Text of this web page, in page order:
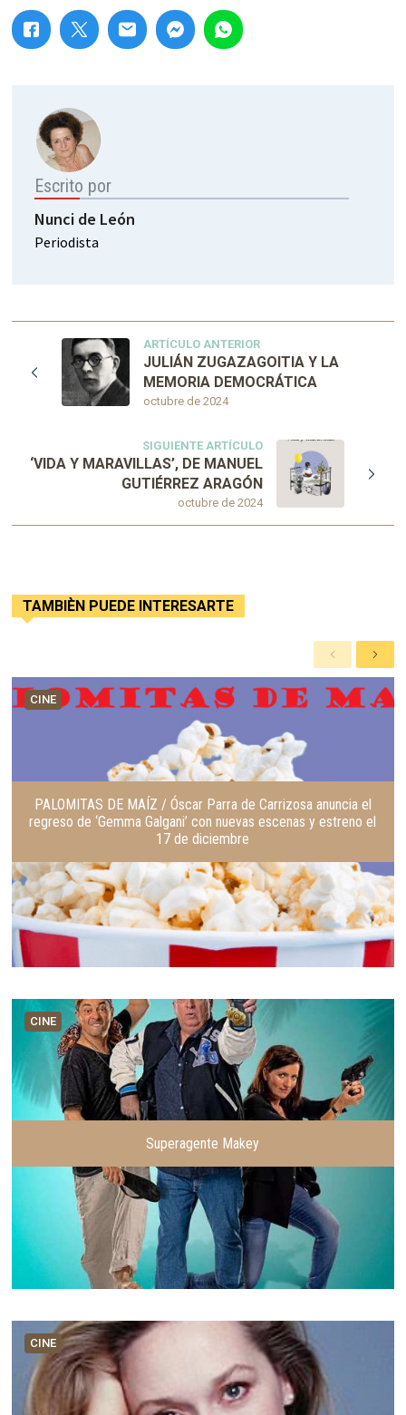
Escrito por
Nunci de León
Periodista
ARTÍCULO ANTERIOR
octubre de 2024
JULIÁN ZUGAZAGOITIA Y LA
MEMORIA DEMOCRÁTICA
SIGUIENTE ARTÍCULO
octubre de 2024
‘VIDA Y MARAVILLAS’, DE MANUEL
GUTIÉRREZ ARAGÓN
TAMBIÈN PUEDE INTERESARTE
A
n
t
e
r
S
i
u
t
e
CINE
PALOMITAS DE MAÍZ / Óscar Parra de Carrizosa anuncia el
regreso de ‘Gemma Galgani’ con nuevas escenas y estreno el
17 de diciembre
CINE
Superagente Makey
CINE